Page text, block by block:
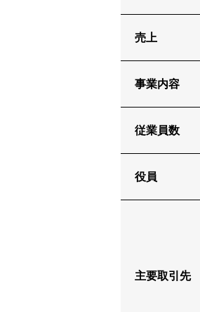
売上
事業内容
従業員数
役員
主要取引先